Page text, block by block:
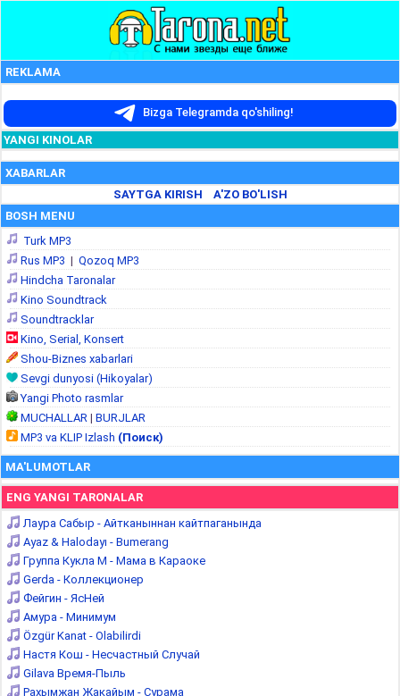
REKLAMA
Bizga Telegramda qo'shiling!
YANGI KINOLAR
XABARLAR
SAYTGA KIRISH
A'ZO BO'LISH
BOSH MENU
Turk MP3
Rus MP3 | Qozoq MP3
Hindcha Taronalar
Kino Soundtrack
Soundtracklar
Kino, Serial, Konsert
Shou-Biznes xabarlari
Sevgi dunyosi (Hikoyalar)
Yangi Photo rasmlar
MUCHALLAR | BURJLAR
MP3 va KLIP Izlash (Поиск)
MA'LUMOTLAR
ENG YANGI TARONALAR
Лаура Сабыр - Айтканыннан кайтпаганында
Ayaz & Halodayı - Bumerang
Группа Кукла М - Мама в Караоке
Gerda - Коллекционер
Фейгин - ЯсНей
Амура - Минимум
Özgür Kanat - Olabilirdi
Настя Кош - Несчастный Случай
Gilava Время-Пыль
Рахымжан Жакайым - Сурама